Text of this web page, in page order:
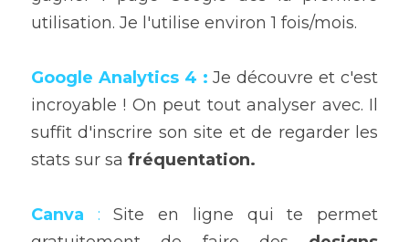
utilisation. Je l'utilise environ 1 fois/mois.
Google Analytics 4 : Je découvre et c'est
incroyable ! On peut tout analyser avec. Il
suffit d'inscrire son site et de regarder les
stats sur sa fréquentation.
Canva :
Site en ligne qui te permet